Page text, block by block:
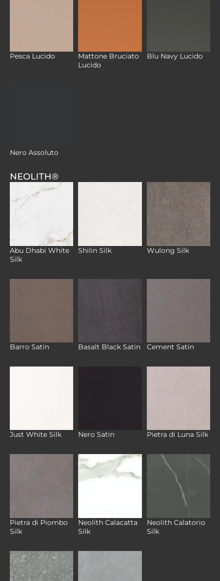
Pesca Lucido
Mattone Bruciato
Lucido
Blu Navy Lucido
Nero Assoluto
NEOLITH®
Abu Dhabi White
Silk
Shilin Silk Wulong Silk
Barro Satin Basalt Black Satin Cement Satin
Just White Silk Nero Satin Pietra di Luna Silk
Pietra di Piombo
Silk
Neolith Calacatta
Silk
Neolith Calatorio
Silk